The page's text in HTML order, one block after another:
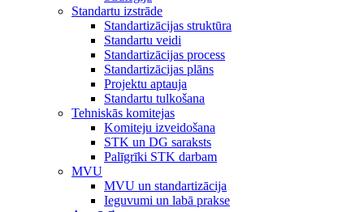
Standartu izstrāde
Standartizācijas struktūra
Standartu veidi
Standartizācijas process
Standartizācijas plāns
Projektu aptauja
Standartu tulkošana
Tehniskās komitejas
Komiteju izveidošana
STK un DG saraksts
Palīgrīki STK darbam
MVU
MVU un standartizācija
Ieguvumi un labā prakse